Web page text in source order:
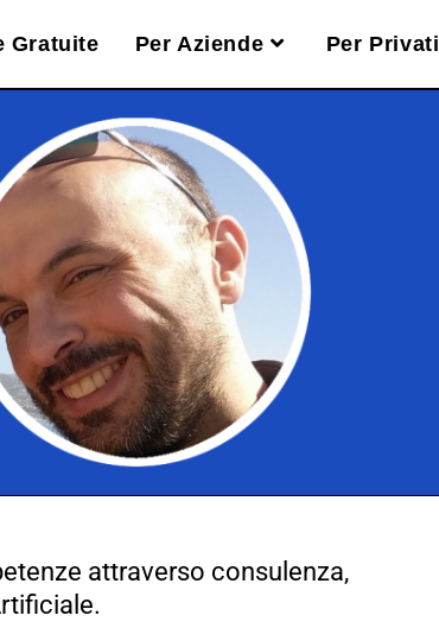
Gratuite Per Aziende Per Privati
attraverso consulenza,